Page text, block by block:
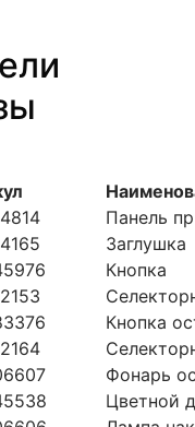
Панель
Заглушка
Кнопка
Кнопка
Фонарь
Цветной